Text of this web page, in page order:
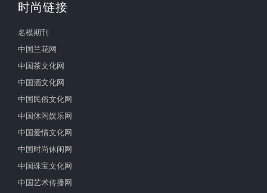
时尚链接
名模期刊
中国兰花网
中国茶文化网
中国酒文化网
中国民俗文化网
中国休闲娱乐网
中国爱情文化网
中国时尚休闲网
中国珠宝文化网
中国艺术传播网